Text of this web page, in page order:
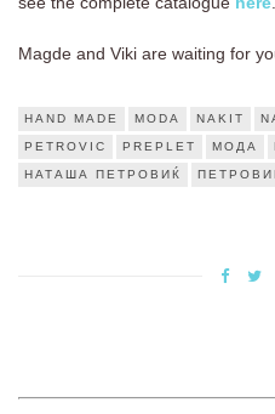
Magde and Viki are waiting for
HAND MADE MODA NAKIT
PETROVIC PREPLET МОДА
НАТАША ПЕТРОВИЌ